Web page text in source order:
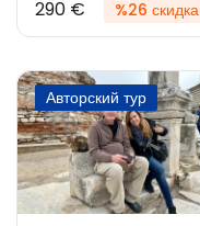
290 € %26 скидка
Авторский тур